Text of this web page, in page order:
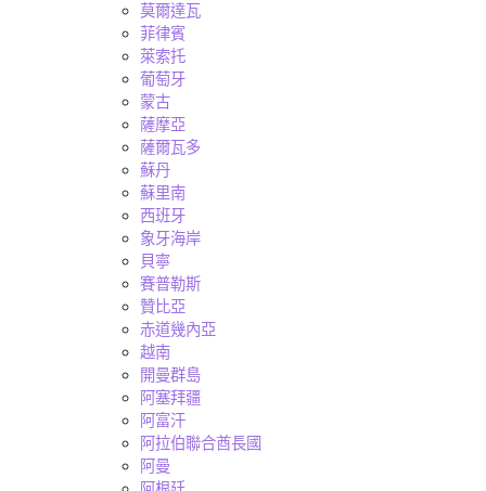
莫爾達瓦
菲律賓
萊索托
葡萄牙
蒙古
薩摩亞
薩爾瓦多
蘇丹
蘇里南
西班牙
象牙海岸
貝寧
賽普勒斯
贊比亞
赤道幾內亞
越南
開曼群島
阿塞拜疆
阿富汗
阿拉伯聯合酋長國
阿曼